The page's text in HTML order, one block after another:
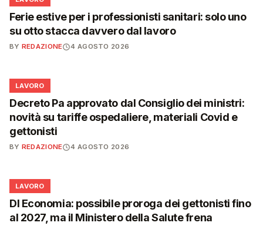
Ferie estive per i professionisti sanitari: solo uno
su otto stacca davvero dal lavoro
BY REDAZIONE 4 AGOSTO 2026
💼
LAVORO
Decreto Pa approvato dal Consiglio dei ministri:
novità su tariffe ospedaliere, materiali Covid e
gettonisti
BY REDAZIONE 4 AGOSTO 2026
💼
LAVORO
Dl Economia: possibile proroga dei gettonisti fino
al 2027, ma il Ministero della Salute frena